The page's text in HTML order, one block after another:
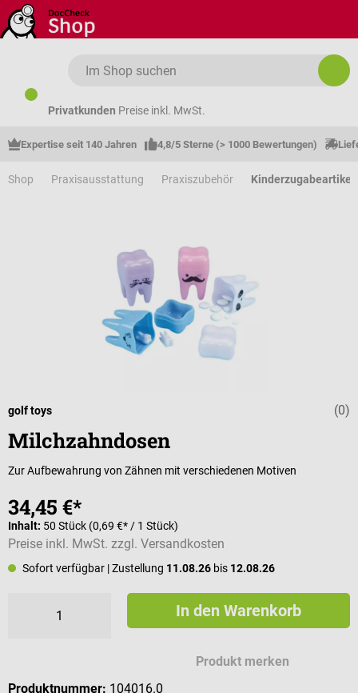
Zum Hauptinhalt springen
Privatkunden Preise inkl. MwSt.
Expertise seit 140 Jahren 4,8/5 Sterne (> 1000 Bewertungen)
Shop Praxisausstattung Praxiszubehör Kinderzugabeartikel
(0)
golf toys
Milchzahndosen
Zur Aufbewahrung von Zähnen mit verschiedenen Motiven
34,45 €*
Inhalt: 50 Stück (0,69 €* / 1 Stück)
Preise inkl. MwSt. zzgl. Versandkosten
Sofort verfügbar | Zustellung 11.08.26 bis 12.08.26
In den Warenkorb
Produkt merken
Produktnummer: 104016.0